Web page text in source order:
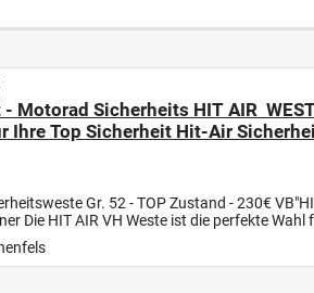
Motorad Sicherheits HIT AIR
Ihre Top Sicherheit Hit-Air
Gr. 52 - TOP Zustand - 230€ VB"
Die HIT AIR VH Weste ist die perfekte Wahl
Schutz suchen, ohne auf...